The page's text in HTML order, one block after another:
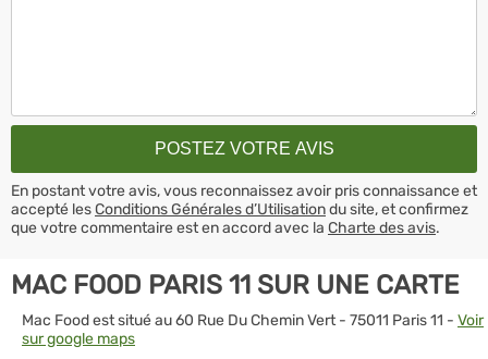
En postant votre avis, vous reconnaissez avoir pris connaissance et
accepté lesConditions Générales d’Utilisationdu site, et confirmez
que votre commentaire est en accord avec la Charte des avis.
MAC FOOD PARIS 11 SUR UNE CARTE
Mac Food est situé au 60 Rue Du Chemin Vert - 75011 Paris 11 - Voir
sur google maps